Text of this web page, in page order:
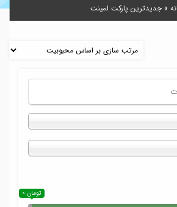
» جدیدترین پارکت لمینت
0 تومان